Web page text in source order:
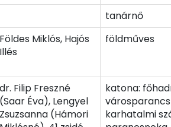
tanárnő
Földes Miklós, Hajós
Illés
földműves
dr. Filip Freszné
(Saar Éva), Lengyel
Zsuzsanna (Hámori
katona:
karhatalmi